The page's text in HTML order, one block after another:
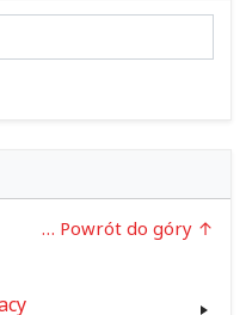
… Powrót do góry